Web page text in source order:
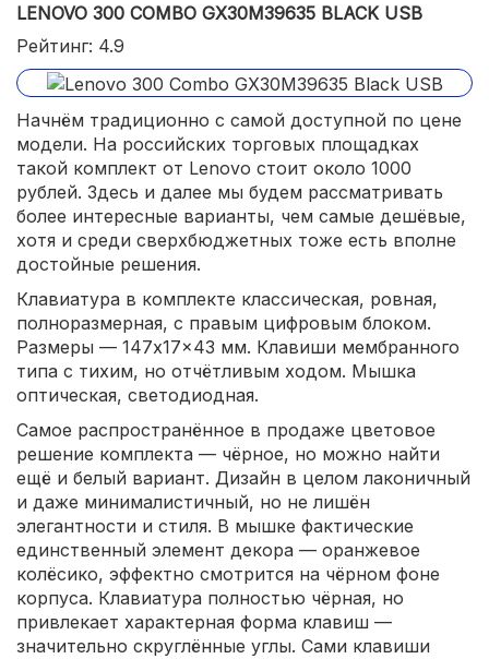
LENOVO 300 COMBO GX30M39635 BLACK USB
Рейтинг: 4.9
Начнём традиционно с самой доступной по цене
модели. На российских торговых площадках
такой комплект от Lenovo стоит около 1000
рублей. Здесь и далее мы будем рассматривать
более интересные варианты, чем самые дешёвые,
хотя и среди сверхбюджетных тоже есть вполне
достойные решения.
Клавиатура в комплекте классическая, ровная,
полноразмерная, с правым цифровым блоком.
Размеры — 147x17x43 мм. Клавиши мембранного
типа с тихим, но отчётливым ходом. Мышка
оптическая, светодиодная.
Самое распространённое в продаже цветовое
решение комплекта — чёрное, но можно найти
ещё и белый вариант. Дизайн в целом лаконичный
и даже минималистичный, но не лишён
элегантности и стиля. В мышке фактические
единственный элемент декора — оранжевое
колёсико, эффектно смотрится на чёрном фоне
корпуса. Клавиатура полностью чёрная, но
привлекает характерная форма клавиш —
значительно скруглённые углы. Сами клавиши